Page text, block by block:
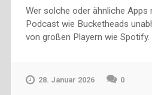
Wer solche oder ähnliche Apps
Podcast wie Bucketheads
von großen Playern wie Spotify.
28. Januar 2026 0